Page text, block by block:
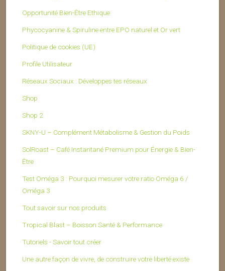
Opportunité Bien-Être Ethique
Phycocyanine & Spiruline entre EPO naturel et Or vert
Politique de cookies (UE)
Profile Utilisateur
Réseaux Sociaux : Développes tes réseaux
Shop
Shop 2
SKNY-U – Complément Métabolisme & Gestion du Poids
SolRoast – Café Instantané Premium pour Énergie & Bien-
Être
Test Oméga 3 : Pourquoi mesurer votre ratio Oméga 6 /
Oméga 3
Tout savoir sur nos produits
Tropical Blast – Boisson Santé & Performance
Tutoriels - Savoir tout créer
Une autre façon de vivre, de construire votre liberté existe